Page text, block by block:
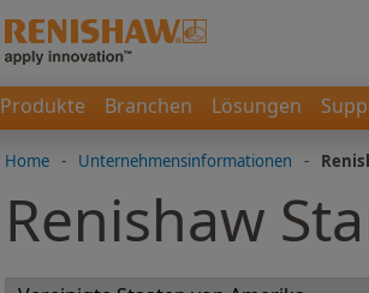
Produkte Branchen Lösungen
Home - Unternehmensinformationen -
Renishaw